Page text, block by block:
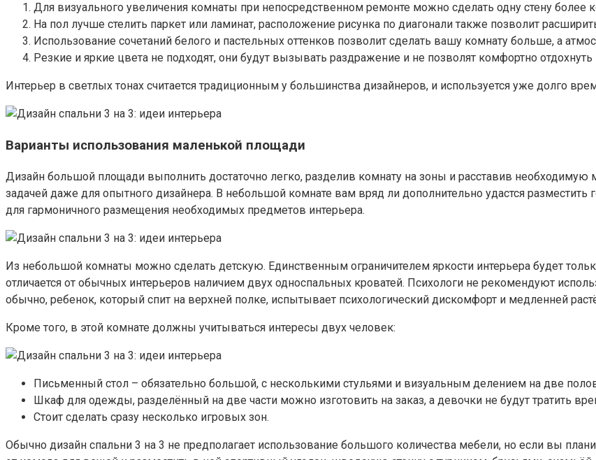
Для визуального увеличения комнаты при непосредственном ремонте можно сделать одну стену более
На пол лучше стелить паркет или ламинат, расположение рисунка по диагонали также позволит
Использование сочетаний белого и пастельных оттенков позволит сделать вашу комнату больше, а
Резкие и яркие цвета не подходят, они будут вызывать раздражение и не позволят комфортно отдохнуть
Интерьер в светлых тонах считается традиционным у большинства дизайнеров, и используется уже долго
Варианты использования маленькой площади
Дизайн большой площади выполнить достаточно легко, разделив комнату на зоны и расставив необходимую
задачей даже для опытного дизайнера. В небольшой комнате вам вряд ли дополнительно удастся разместить
для гармоничного размещения необходимых предметов интерьера.
Из небольшой комнаты можно сделать детскую. Единственным ограничителем яркости интерьера будет
отличается от обычных интерьеров наличием двух односпальных кроватей. Психологи не рекомендуют
обычно, ребенок, который спит на верхней полке, испытывает психологический дискомфорт и медленней
Кроме того, в этой комнате должны учитываться интересы двух человек:
Письменный стол – обязательно большой, с несколькими стульями и визуальным делением на две
Шкаф для одежды, разделённый на две части можно изготовить на заказ, а девочки не будут тратить
Стоит сделать сразу несколько игровых зон.
Обычно дизайн спальни 3 на 3 не предполагает использование большого количества мебели, но если вы